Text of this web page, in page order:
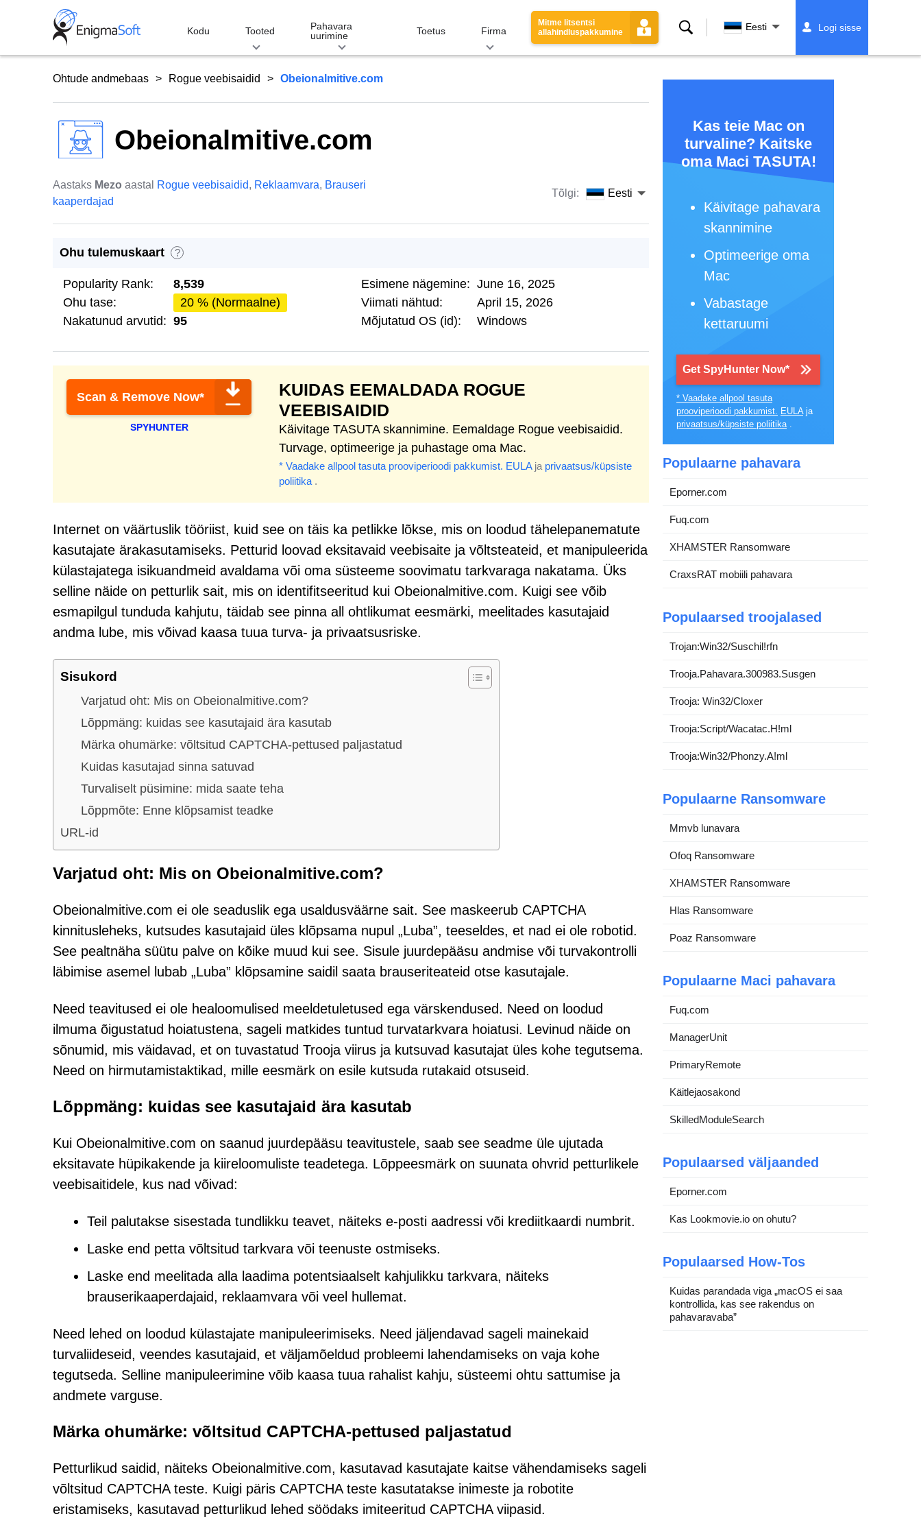
Kodu Tooted
Pahavara
uurimine
Toetus Firma
Mitme litsentsi
allahindluspakkumine
Otsing Eesti Logi sisse
Ohtude andmebaas Rogue veebisaidid Obeionalmitive.com
Obeionalmitive.com
Aastaks Mezo aastal Rogue veebisaidid, Reklaamvara, Brauseri
kaaperdajad
Tõlgi: Eesti
Ohu tulemuskaart ?
Popularity Rank:
8,539
Ohu tase:
20 % (Normaalne)
Nakatunud arvutid: 95
Esimene nägemine: June 16, 2025
Viimati nähtud:
April 15, 2026
Mõjutatud OS (id):
Windows
Scan & Remove Now*
SPYHUNTER
KUIDAS EEMALDADA ROGUE
VEEBISAIDID
Käivitage TASUTA skannimine. Eemaldage Rogue veebisaidid.
Turvage, optimeerige ja puhastage oma Mac.
* Vaadake allpool tasuta prooviperioodi pakkumist. EULAja privaatsus/küpsiste
poliitika .
Internet on väärtuslik tööriist, kuid see on täis ka petlikke lõkse, mis on loodud tähelepanematute
kasutajate ärakasutamiseks. Petturid loovad eksitavaid veebisaite ja võltsteateid, et manipuleerida
külastajatega isikuandmeid avaldama või oma süsteeme soovimatu tarkvaraga nakatama. Üks
selline näide on petturlik sait, mis on identifitseeritud kui Obeionalmitive.com. Kuigi see võib
esmapilgul tunduda kahjutu, täidab see pinna all ohtlikumat eesmärki, meelitades kasutajaid
andma lube, mis võivad kaasa tuua turva- ja privaatsusriske.
Sisukord
Varjatud oht: Mis on Obeionalmitive.com?
Lõppmäng: kuidas see kasutajaid ära kasutab
Märka ohumärke: võltsitud CAPTCHA-pettused paljastatud
Kuidas kasutajad sinna satuvad
Turvaliselt püsimine: mida saate teha
Lõppmõte: Enne klõpsamist teadke
URL-id
Varjatud oht: Mis on Obeionalmitive.com?
Obeionalmitive.com ei ole seaduslik ega usaldusväärne sait. See maskeerub CAPTCHA
kinnitusleheks, kutsudes kasutajaid üles klõpsama nupul „Luba”, teeseldes, et nad ei ole robotid.
See pealtnäha süütu palve on kõike muud kui see. Sisule juurdepääsu andmise või turvakontrolli
läbimise asemel lubab „Luba” klõpsamine saidil saata brauseriteateid otse kasutajale.
Need teavitused ei ole healoomulised meeldetuletused ega värskendused. Need on loodud
ilmuma õigustatud hoiatustena, sageli matkides tuntud turvatarkvara hoiatusi. Levinud näide on
sõnumid, mis väidavad, et on tuvastatud Trooja viirus ja kutsuvad kasutajat üles kohe tegutsema.
Need on hirmutamistaktikad, mille eesmärk on esile kutsuda rutakaid otsuseid.
Lõppmäng: kuidas see kasutajaid ära kasutab
Kui Obeionalmitive.com on saanud juurdepääsu teavitustele, saab see seadme üle ujutada
eksitavate hüpikakende ja kiireloomuliste teadetega. Lõppeesmärk on suunata ohvrid petturlikele
veebisaitidele, kus nad võivad:
Teil palutakse sisestada tundlikku teavet, näiteks e-posti aadressi või krediitkaardi numbrit.
Laske end petta võltsitud tarkvara või teenuste ostmiseks.
Laske end meelitada alla laadima potentsiaalselt kahjulikku tarkvara, näiteks
brauserikaaperdajaid, reklaamvara või veel hullemat.
Need lehed on loodud külastajate manipuleerimiseks. Need jäljendavad sageli mainekaid
turvaliideseid, veendes kasutajaid, et väljamõeldud probleemi lahendamiseks on vaja kohe
tegutseda. Selline manipuleerimine võib kaasa tuua rahalist kahju, süsteemi ohtu sattumise ja
andmete varguse.
Märka ohumärke: võltsitud CAPTCHA-pettused paljastatud
Petturlikud saidid, näiteks Obeionalmitive.com, kasutavad kasutajate kaitse vähendamiseks sageli
võltsitud CAPTCHA teste. Kuigi päris CAPTCHA teste kasutatakse inimeste ja robotite
eristamiseks, kasutavad petturlikud lehed söödaks imiteeritud CAPTCHA viipasid.
Kas teie Mac on
turvaline? Kaitske
oma Maci TASUTA!
Käivitage pahavara
skannimine
Optimeerige oma
Mac
Vabastage
kettaruumi
Get SpyHunter Now*
* Vaadake allpool tasuta
prooviperioodi pakkumist. EULAja
privaatsus/küpsiste poliitika.
Populaarne pahavara
Eporner.com
Fuq.com
XHAMSTER Ransomware
CraxsRAT mobiili pahavara
Populaarsed troojalased
Trojan:Win32/Suschil!rfn
Trooja.Pahavara.300983.Susgen
Trooja: Win32/Cloxer
Trooja:Script/Wacatac.H!ml
Trooja:Win32/Phonzy.A!ml
Populaarne Ransomware
Mmvb lunavara
Ofoq Ransomware
XHAMSTER Ransomware
Hlas Ransomware
Poaz Ransomware
Populaarne Maci pahavara
Fuq.com
ManagerUnit
PrimaryRemote
Käitlejaosakond
SkilledModuleSearch
Populaarsed väljaanded
Eporner.com
Kas Lookmovie.io on ohutu?
Populaarsed How-Tos
Kuidas parandada viga „macOS ei saa
kontrollida, kas see rakendus on
pahavaravaba”